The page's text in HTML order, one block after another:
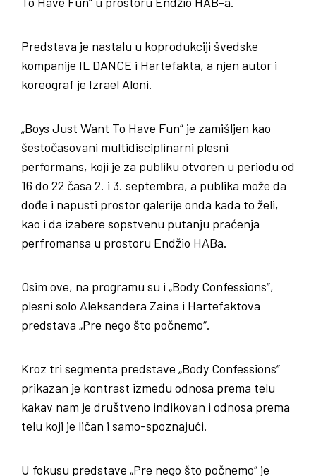
Predstava je nastalu u koprodukciji švedske
kompanije IL DANCE i Hartefakta, a njen autor i
koreograf je Izrael Aloni.
„Boys Just Want To Have Fun“ je zamišljen kao
šestočasovani multidisciplinarni plesni
performans, koji je za publiku otvoren u periodu od
16 do 22 časa 2. i 3. septembra, a publika može da
dođe i napusti prostor galerije onda kada to želi,
kao i da izabere sopstvenu putanju praćenja
perfromansa u prostoru Endžio HABa.
Osim ove, na programu su i „Body Confessions“,
plesni solo Aleksandera Zaina i Hartefaktova
predstava „Pre nego što počnemo“.
Kroz tri segmenta predstave „Body Confessions“
prikazan je kontrast između odnosa prema telu
kakav nam je društveno indikovan i odnosa prema
telu koji je ličan i samo-spoznajući.
U fokusu predstave „Pre nego što počnemo“ je